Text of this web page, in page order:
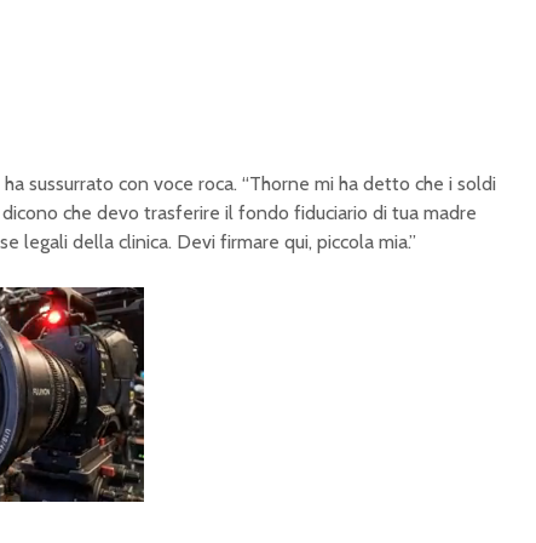
ha sussurrato con voce roca. “Thorne mi ha detto che i soldi
che devo trasferire il fondo fiduciario di tua madre
legali della clinica. Devi firmare qui, piccola mia.”